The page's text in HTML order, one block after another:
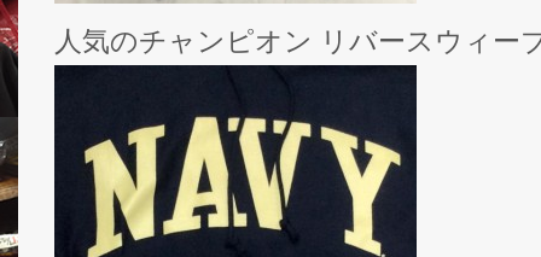
人気のチャンピオン リバースウィー